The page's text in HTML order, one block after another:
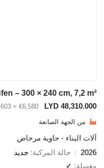
LYD
€6,580
≈ $7,603
الصانعة
- حاوية مرحاض
المركبة
جديد